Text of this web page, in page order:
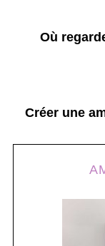
Où
Créer une